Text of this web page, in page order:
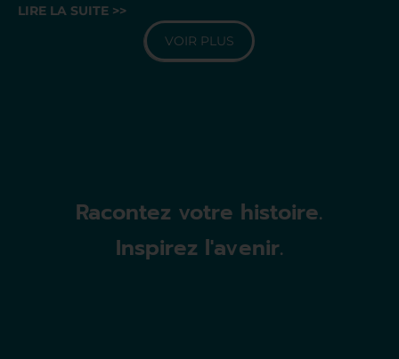
LIRE LA SUITE >>
VOIR PLUS
Racontez votre histoire.
Inspirez l'avenir.